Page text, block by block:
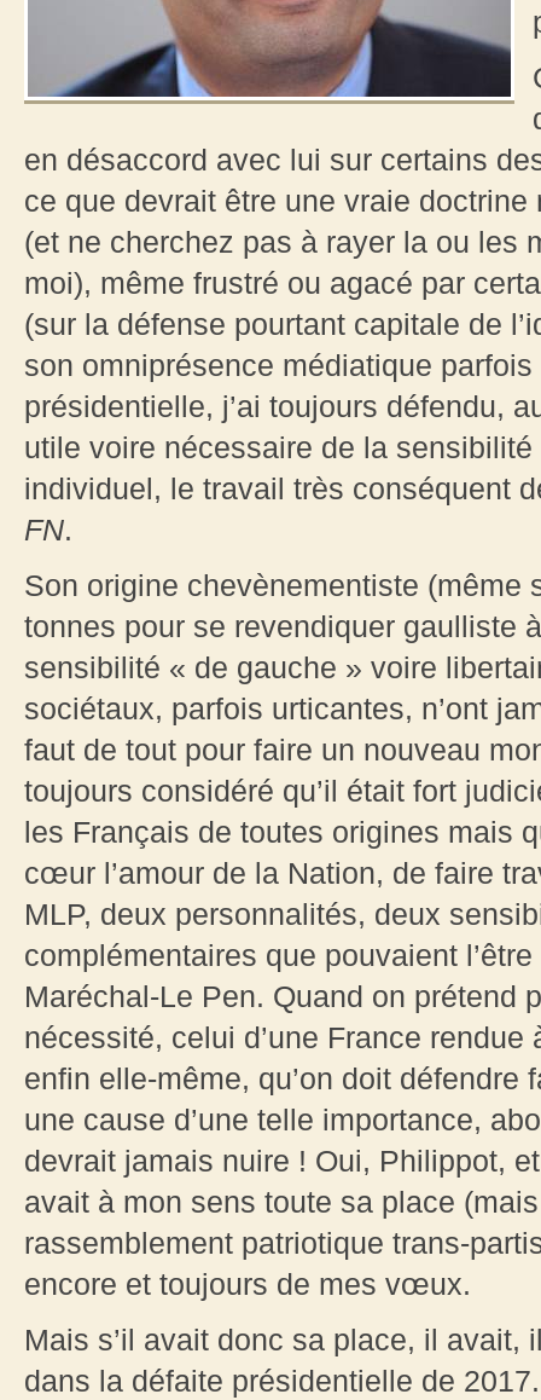
en désaccord avec lui sur certains
ce que devrait être une vraie
(et ne cherchez pas à rayer la ou les
moi), même frustré ou agacé par
(sur la défense pourtant capitale de
son omniprésence médiatique
présidentielle, j’ai toujours défendu,
utile voire nécessaire de la
individuel, le travail très conséquent
FN.
Son origine chevènementiste (même
tonnes pour se revendiquer gaulliste
sensibilité « de gauche » voire
sociétaux, parfois urticantes, n’ont
faut de tout pour faire un nouveau
toujours considéré qu’il était fort
les Français de toutes origines mais
cœur l’amour de la Nation, de faire
MLP, deux personnalités, deux
complémentaires que pouvaient
Maréchal-Le Pen. Quand on prétend
nécessité, celui d’une France
enfin elle-même, qu’on doit défendre
une cause d’une telle importance,
devrait jamais nuire ! Oui, Philippot,
avait à mon sens toute sa place
rassemblement patriotique trans-
encore et toujours de mes vœux.
Mais s’il avait donc sa place, il
dans la défaite présidentielle de